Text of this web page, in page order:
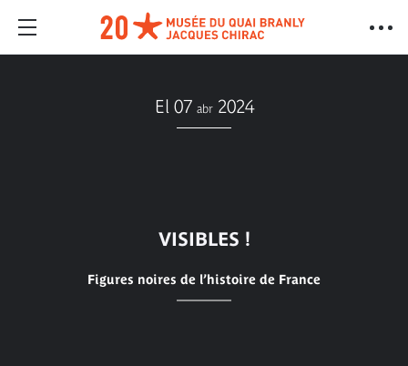
El 07 abr 2024
VISIBLES !
Figures noires de l’histoire de France